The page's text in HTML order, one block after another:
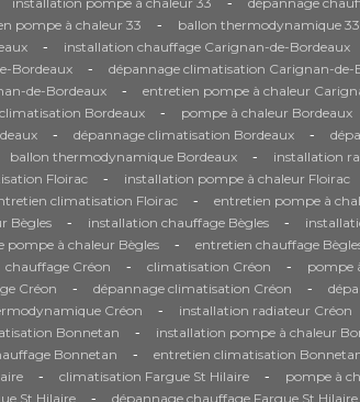
pompe à chaleur 33 - ballon thermodynamique 33
- installation chauffage Carignan-de-Bordeaux
Bordeaux - dépannage climatisation Carignan-de-
de-Bordeaux - entretien pompe à chaleur
climatisation Bordeaux - pompe à chaleur Bordeaux
- dépannage climatisation Bordeaux -
ballon thermodynamique Bordeaux - installation
Floirac - installation pompe à chaleur Floirac
climatisation Floirac - entretien pompe à
Bègles - installation chauffage Bègles -
pompe à chaleur Bègles - entretien chauffage
chauffage Créon - climatisation Créon - pompe
Créon - dépannage climatisation Créon -
Créon - installation radiateur Créon
Bonnetan - installation pompe à chaleur
Bonnetan - entretien climatisation
- climatisation Fargue St Hilaire -
pompe à
St Hilaire - dépannage chauffage Fargue St Hilaire